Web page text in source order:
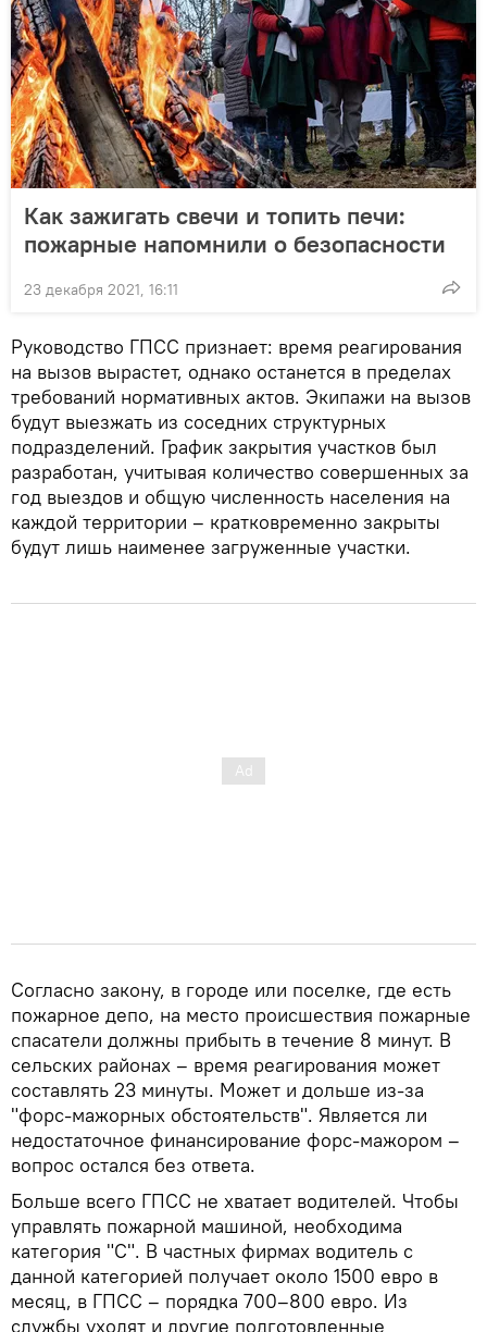
Как зажигать свечи и топить печи:
пожарные напомнили о безопасности
23 декабря 2021, 16:11
Руководство ГПСС признает: время реагирования
на вызов вырастет, однако останется в пределах
требований нормативных актов. Экипажи на вызов
будут выезжать из соседних структурных
подразделений. График закрытия участков был
разработан, учитывая количество совершенных за
год выездов и общую численность населения на
каждой территории – кратковременно закрыты
будут лишь наименее загруженные участки.
Согласно закону, в городе или поселке, где есть
пожарное депо, на место происшествия пожарные
спасатели должны прибыть в течение 8 минут. В
сельских районах – время реагирования может
составлять 23 минуты. Может и дольше из-за
"форс-мажорных обстоятельств". Является ли
недостаточное финансирование форс-мажором –
вопрос остался без ответа.
Больше всего ГПСС не хватает водителей. Чтобы
управлять пожарной машиной, необходима
категория "С". В частных фирмах водитель с
данной категорией получает около 1500 евро в
месяц, в ГПСС – порядка 700–800 евро. Из
службы уходят и другие подготовленные